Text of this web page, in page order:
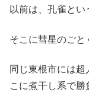
以前は、孔雀とい
そこに彗星のごと
同じ東根市には超
こに煮干し系で勝